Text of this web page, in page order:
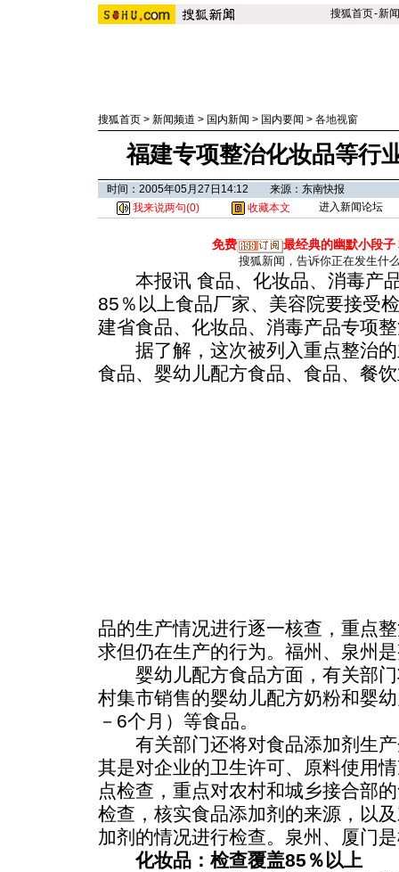
搜狐首页-新闻
搜狐首页 > 新闻频道 > 国内新闻 > 国内要闻 > 各地视窗
福建专项整治化妆品等行
时间：2005年05月27日14:12 来源：东南快报
我来说两句(0) 收藏本文 进入新闻论坛
免费 最经典的幽默小段子
搜狐新闻，告诉你正在发生什
本报讯 食品、化妆品、消毒产
85％以上食品厂家、美容院要接受
建省食品、化妆品、消毒产品专项
据了解，这次被列入重点整治的
食品、婴幼儿配方食品、食品、餐
品的生产情况进行逐一核查，重点
求但仍在生产的行为。福州、泉州
婴幼儿配方食品方面，有关部门
村集市销售的婴幼儿配方奶粉和婴
－6个月）等食品。
有关部门还将对食品添加剂生产
其是对企业的卫生许可、原料使用
点检查，重点对农村和城乡接合部
检查，核实食品添加剂的来源，以
加剂的情况进行检查。泉州、厦门
化妆品：检查覆盖85％以上